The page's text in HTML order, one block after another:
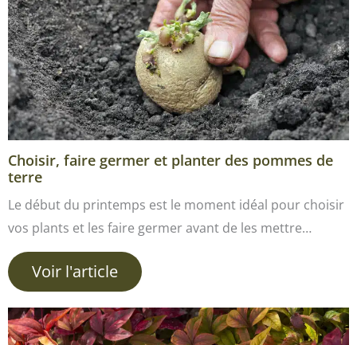
Choisir, faire germer et planter des pommes de
terre
Le début du printemps est le moment idéal pour choisir
vos plants et les faire germer avant de les mettre…
Voir l'article